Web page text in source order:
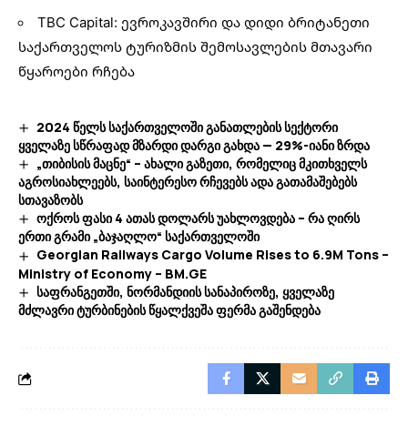
TBC Capital: ევროკავშირი და დიდი ბრიტანეთი
საქართველოს ტურიზმის შემოსავლების მთავარი
წყაროები რჩება
2024 წელს საქართველოში განათლების სექტორი
ყველაზე სწრაფად მზარდი დარგი გახდა — 29%-იანი ზრდა
„თიბისის მაცნე“ – ახალი გაზეთი, რომელიც მკითხველს
აგროსიახლეებს, საინტერესო რჩევებს ადა გათამაშებებს
სთავაზობს
ოქროს ფასი 4 ათას დოლარს უახლოვდება – რა ღირს
ერთი გრამი „ბაჯაღლო“ საქართველოში
Georgian Railways Cargo Volume Rises to 6.9M Tons –
Ministry of Economy – BM.GE
საფრანგეთში, ნორმანდიის სანაპიროზე, ყველაზე
მძლავრი ტურბინების წყალქვეშა ფერმა გაშენდება